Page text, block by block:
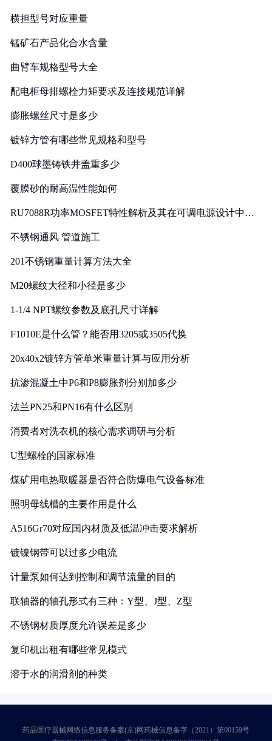
横担型号对应重量
锰矿石产品化合水含量
曲臂车规格型号大全
配电柜母排螺栓力矩要求及连接规范详解
膨胀螺丝尺寸是多少
镀锌方管有哪些常见规格和型号
D400球墨铸铁井盖重多少
覆膜砂的耐高温性能如何
RU7088R功率MOSFET特性解析及其在可调电源设计中的
不锈钢通风 管道施工
201不锈钢重量计算方法大全
M20螺纹大径和小径是多少
1-1/4 NPT螺纹参数及底孔尺寸详解
F1010E是什么管？能否用3205或3505代换
20x40x2镀锌方管单米重量计算与应用分析
抗渗混凝土中P6和P8膨胀剂分别加多少
法兰PN25和PN16有什么区别
消费者对洗衣机的核心需求调研与分析
U型螺栓的国家标准
煤矿用电热取暖器是否符合防爆电气设备标准
照明母线槽的主要作用是什么
A516Gr70对应国内材质及低温冲击要求解析
镀镍钢带可以过多少电流
计量泵如何达到控制和调节流量的目的
联轴器的轴孔形式有三种：Y型、J型、Z型
不锈钢材质厚度允许误差是多少
复印机出租有哪些常见模式
溶于水的润滑剂的种类
药品医疗器械网络信息服务备案(京)网药械信息备字（2021）第00159号